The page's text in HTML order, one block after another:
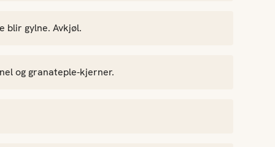
blir gylne. Avkjøl.
og granateple-kjerner.